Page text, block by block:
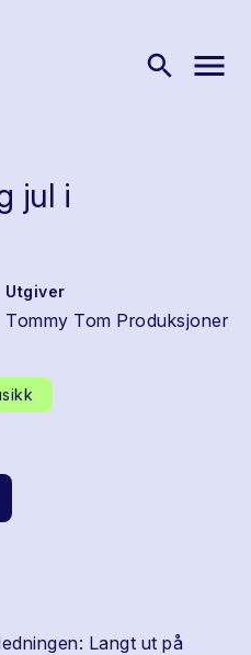
search menu
jul i
Utgiver
Tommy Tom Produksjoner
Langt ut på